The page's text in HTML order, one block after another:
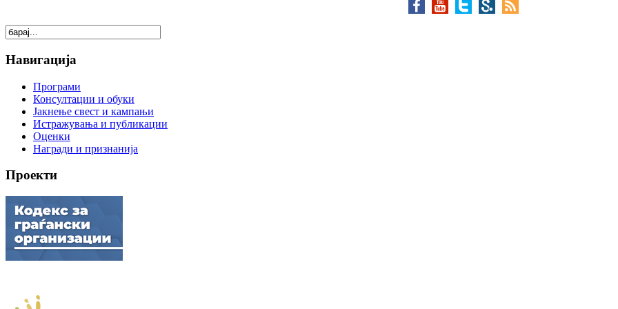
Навигација
Програми
Консултации и обуки
Јакнење свест и кампањи
Истражувања и публикации
Оценки
Награди и признанија
Проекти